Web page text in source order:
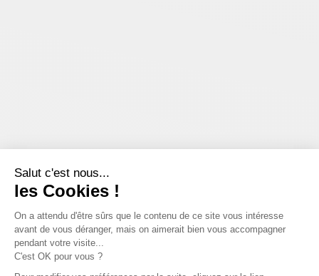
Salut c'est nous...
les Cookies !
On a attendu d'être sûrs que le contenu de ce site vous intéresse
avant de vous déranger, mais on aimerait bien vous accompagner
pendant votre visite...
C'est OK pour vous ?